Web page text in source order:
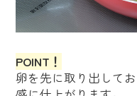
POINT！
卵を先に取り出して